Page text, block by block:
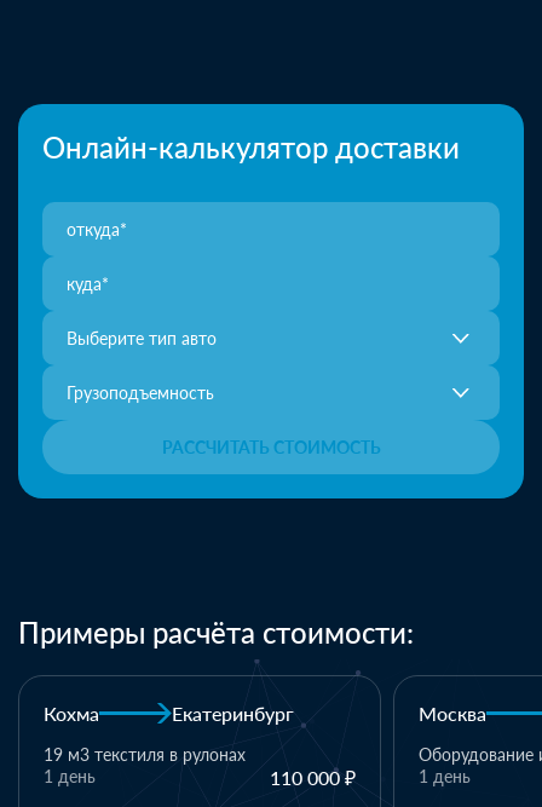
Онлайн-калькулятор доставки
Выберите тип авто
Грузоподъемность
РАССЧИТАТЬ СТОИМОСТЬ
Примеры расчёта стоимости:
110 000 ₽
Москва
Оборудование и комплектующие
110 000 ₽